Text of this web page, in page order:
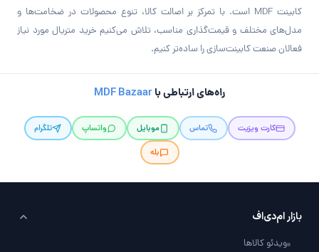
کابینت MDF است. با تمرکز بر اصالت کالا، تنوع محصولات در ضخامت‌ها و
مدل‌های مختلف و قیمت‌گذاری مناسب، تلاش می‌کنیم خرید متریال مورد نیاز
فعالان صنعت کابینت‌سازی را ساده‌تر کنیم.
راه‌های ارتباطی باMDF Bazaar
کارت ویزیت تماس موبایل واتساپ
تلگرام
بله
بازار ام‌دی‌اف
ویدئو کالاها